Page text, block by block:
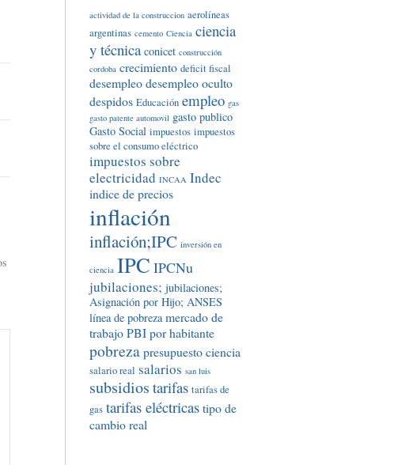
actividad de la construccion aerolíneas
argentinas cemento Ciencia ciencia
y técnica conicet construcción
cordoba crecimiento deficit fiscal
desempleo desempleo oculto
despidos Educación empleo gas
gasto patente automovil gasto publico
Gasto Social impuestos impuestos
sobre el consumo eléctrico
impuestos sobre
electricidad INCAA Indec
indice de precios
inflación
inflación;IPC inversión en
ciencia IPC IPCNu
jubilaciones; jubilaciones;
Asignación por Hijo; ANSES
línea de pobreza mercado de
trabajo PBI por habitante
pobreza presupuesto ciencia
salario real salarios san luis
subsidios tarifas tarifas de
gas tarifas eléctricas tipo de
cambio real